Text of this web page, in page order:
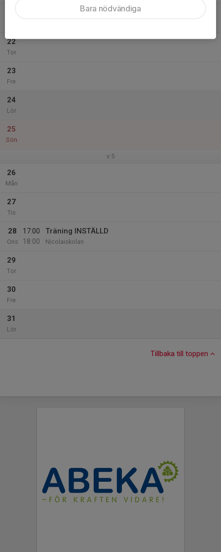
22
Tor
23
Fre
24
Lör
25
Sön
v.5
26
Mån
27
Tis
28
Ons
17:00
18:00
Träning INSTÄLLD
Nicolaiskolan
29
Tor
30
Fre
31
Lör
Tillbaka till toppen
Bara nödvändiga